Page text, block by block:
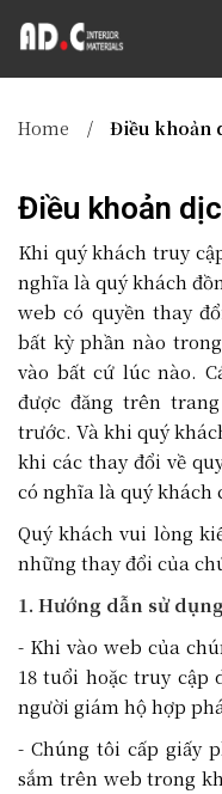
ADC INTERIOR
MÀNH RÈM NHẬT BẢN
YÊU CẦU BÁO GIÁ
Home / Điều khoản
Điều khoản
Khi quý khách truy
nghĩa là quý khách
web có quyền thay
bất kỳ phần nào
vào bất cứ lúc nào.
được đăng trên
trước. Và khi quý
khi các thay đổi về
có nghĩa là quý khách
Quý khách vui lòng
những thay đổi của
1. Hướng dẫn sử
- Khi vào web của
18 tuổi hoặc truy cập
người giám hộ hợp
- Chúng tôi cấp giấy
sắm trên web trong